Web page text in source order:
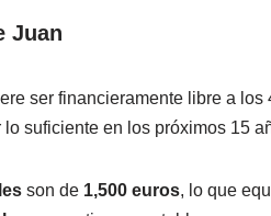
Juan
ser financieramente libre a
suficiente en los próximos 15
son de 1,500 euros, lo que